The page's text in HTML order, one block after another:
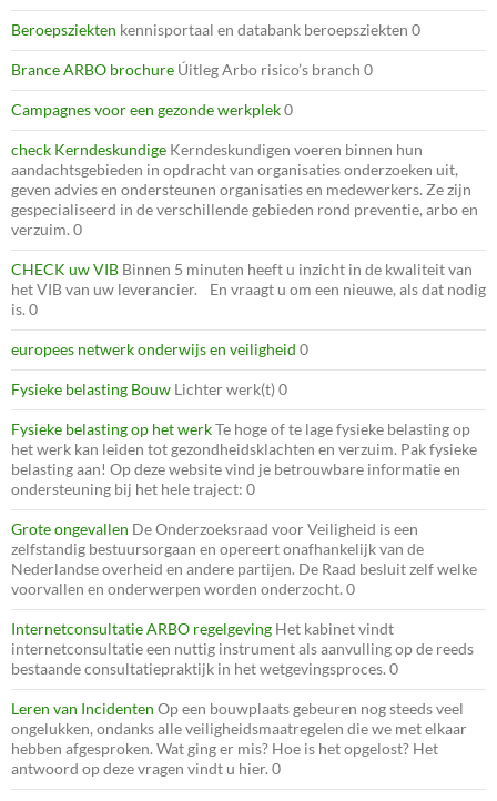
Beroepsziekten kennisportaal en databank beroepsziekten 0
Brance ARBO brochure Úitleg Arbo risico’s branch 0
Campagnes voor een gezonde werkplek0
check Kerndeskundige Kerndeskundigen voeren binnen hun
aandachtsgebieden in opdracht van organisaties onderzoeken uit,
geven advies en ondersteunen organisaties en medewerkers. Ze zijn
gespecialiseerd in de verschillende gebieden rond preventie, arbo en
verzuim. 0
CHECK uw VIB Binnen 5 minuten heeft u inzicht in de kwaliteit van
het VIB van uw leverancier. En vraagt u om een nieuwe, als dat nodig
is. 0
europees netwerk onderwijs en veiligheid 0
Fysieke belasting Bouw Lichter werk(t) 0
Fysieke belasting op het werkTe hoge of te lage fysieke belasting op
het werk kan leiden tot gezondheidsklachten en verzuim. Pak fysieke
belasting aan! Op deze website vind je betrouwbare informatie en
ondersteuning bij het hele traject: 0
Grote ongevallen De Onderzoeksraad voor Veiligheid is een
zelfstandig bestuursorgaan en opereert onafhankelijk van de
Nederlandse overheid en andere partijen. De Raad besluit zelf welke
voorvallen en onderwerpen worden onderzocht. 0
Internetconsultatie ARBO regelgeving Het kabinet vindt
internetconsultatie een nuttig instrument als aanvulling op de reeds
bestaande consultatiepraktijk in het wetgevingsproces. 0
Leren van Incidenten Op een bouwplaats gebeuren nog steeds veel
ongelukken, ondanks alle veiligheidsmaatregelen die we met elkaar
hebben afgesproken. Wat ging er mis? Hoe is het opgelost? Het
antwoord op deze vragen vindt u hier. 0